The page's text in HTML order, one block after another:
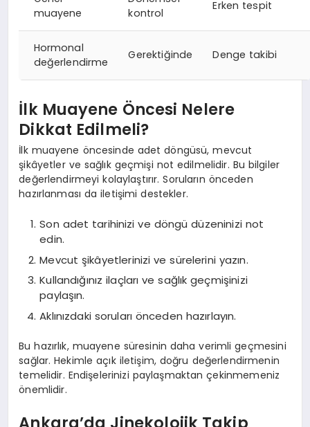
muayene
kontrol
Erken tespit
Hormonal
değerlendirme
Gerektiğinde Denge takibi
İlk Muayene Öncesi Nelere
Dikkat Edilmeli?
İlk muayene öncesinde adet döngüsü, mevcut
şikâyetler ve sağlık geçmişi not edilmelidir. Bu bilgiler
değerlendirmeyi kolaylaştırır. Soruların önceden
hazırlanması da iletişimi destekler.
Son adet tarihinizi ve döngü düzeninizi not
edin.
Mevcut şikâyetlerinizi ve sürelerini yazın.
Kullandığınız ilaçları ve sağlık geçmişinizi
paylaşın.
Aklınızdaki soruları önceden hazırlayın.
Bu hazırlık, muayene süresinin daha verimli geçmesini
sağlar. Hekimle açık iletişim, doğru değerlendirmenin
temelidir. Endişelerinizi paylaşmaktan çekinmemeniz
önemlidir.